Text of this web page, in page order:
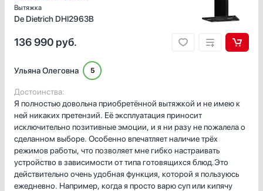
Вытяжка
De Dietrich DHI2963B
136 990 руб.
Ульяна Олеговна 5
Достоинства:
Я полностью довольна приобретённой вытяжкой и не имею к
ней никаких претензий. Её эксплуатация приносит
исключительно позитивные эмоции, и я ни разу не пожалела о
сделанном выборе. Особенно впечатляет наличие трёх
режимов работы, что позволяет мне гибко настраивать
устройство в зависимости от типа готовящихся блюд.Это
действительно очень удобная функция, которой я пользуюсь
ежедневно. Например, когда я просто варю суп или кипячу